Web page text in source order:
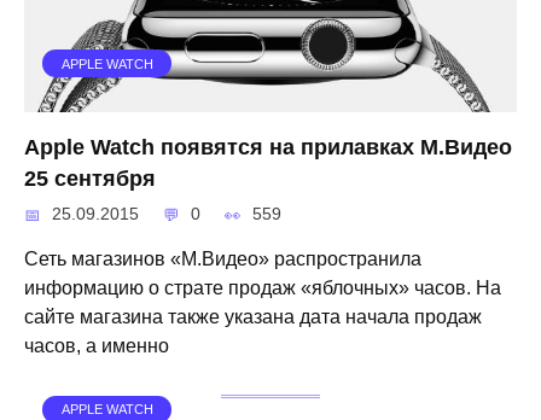
APPLE WATCH
Apple Watch появятся на прилавках М.Видео
25 сентября
25.09.2015 0 559
Сеть магазинов «М.Видео» распространила
информацию о страте продаж «яблочных» часов. На
сайте магазина также указана дата начала продаж
часов, а именно
APPLE WATCH